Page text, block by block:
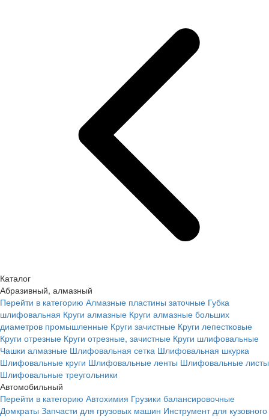
Каталог
Абразивный, алмазный
Перейти в категорию Алмазные пластины заточные Губка
шлифовальная Круги алмазные Круги алмазные больших
диаметров промышленные Круги зачистные Круги лепестковые
Круги отрезные Круги отрезные, зачистные Круги шлифовальные
Чашки алмазные Шлифовальная сетка Шлифовальная шкурка
Шлифовальные круги Шлифовальные ленты Шлифовальные листы
Шлифовальные треугольники
Автомобильный
Перейти в категорию Автохимия Грузики балансировочные
Домкраты Запчасти для грузовых машин Инструмент для кузовного